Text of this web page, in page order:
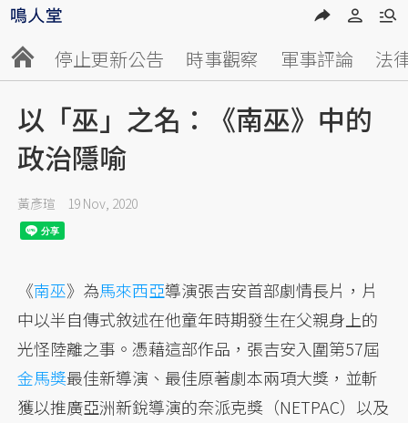
停止更新公告 時事觀察 軍事評論 法
以「巫」之名：《南巫》中的
政治隱喻
黃彥瑄 19 Nov, 2020
《南巫》為馬來西亞導演張吉安首部劇情長片，片
中以半自傳式敘述在他童年時期發生在父親身上的
光怪陸離之事。憑藉這部作品，張吉安入圍第57屆
金馬獎最佳新導演、最佳原著劇本兩項大獎，並斬
獲以推廣亞洲新銳導演的奈派克獎（NETPAC）以及